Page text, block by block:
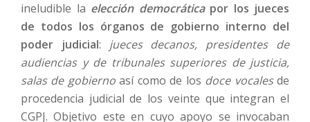
ineludible la elección democrática por los jueces
de todos los órganos de gobierno interno del
poder judicial: jueces decanos, presidentes de
audiencias y de tribunales superiores de justicia,
salas de gobiernoasí como de los doce vocalesde
procedencia judicial de los veinte que integran el
CGPJ. Objetivo este en cuyo apoyo se invocaban